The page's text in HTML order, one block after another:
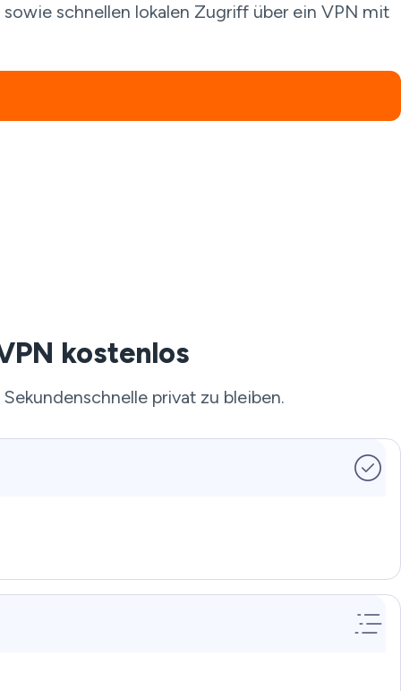
schnellen lokalen Zugriff über ein VPN mit
kostenlos
privat zu bleiben.